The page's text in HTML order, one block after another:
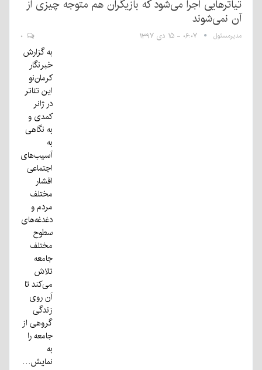
تیاترهایی اجرا می‌شود که بازیگران هم متوجه چیزی از
آن نمی‌شوند
مدیرمسئول ۰۶:۰۷ - ۱۵ دی ۱۳۹۷
به گزارش
خبرنگار
کرمان‌نو
این تئاتر
در ژانر
کمدی و
به نگاهی
به
آسیب‌های
اجتماعی
اقشار
مختلف
مردم و
دغدغه‌های
سطوح
مختلف
جامعه
تلاش
می‌کند تا
آن روی
زندگی
گروهی از
جامعه را
به
نمایش…